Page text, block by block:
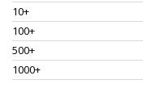
10+
100+
500+
1000+